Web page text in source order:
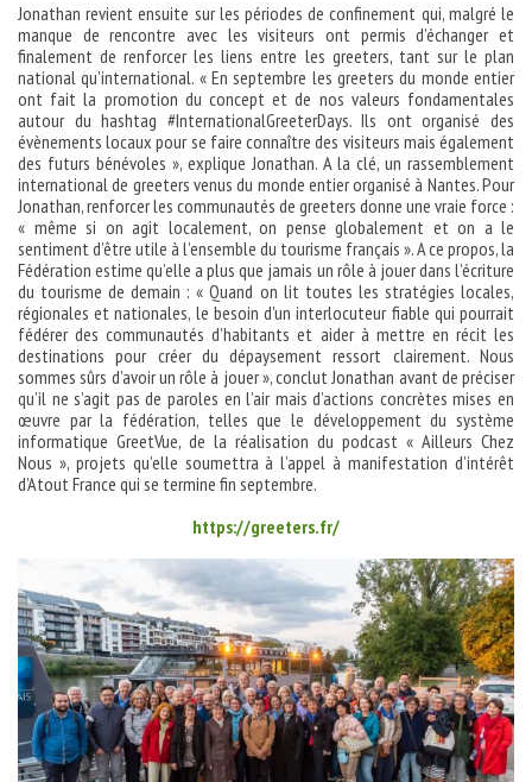
Jonathan revient ensuite sur les périodes de confinement qui, malgré le
manque de rencontre avec les visiteurs ont permis d’échanger et
finalement de renforcer les liens entre les greeters, tant sur le plan
national qu’international. « En septembre les greeters du monde entier
ont fait la promotion du concept et de nos valeurs fondamentales
autour du hashtag #InternationalGreeterDays. Ils ont organisé des
évènements locaux pour se faire connaître des visiteurs mais également
des futurs bénévoles », explique Jonathan. A la clé, un rassemblement
international de greeters venus du monde entier organisé à Nantes. Pour
Jonathan, renforcer les communautés de greeters donne une vraie force :
« même si on agit localement, on pense globalement et on a le
sentiment d’être utile à l’ensemble du tourisme français ». A ce propos, la
Fédération estime qu’elle a plus que jamais un rôle à jouer dans l’écriture
du tourisme de demain : « Quand on lit toutes les stratégies locales,
régionales et nationales, le besoin d’un interlocuteur fiable qui pourrait
fédérer des communautés d’habitants et aider à mettre en récit les
destinations pour créer du dépaysement ressort clairement. Nous
sommes sûrs d’avoir un rôle à jouer », conclut Jonathan avant de préciser
qu’il ne s’agit pas de paroles en l’air mais d’actions concrètes mises en
œuvre par la fédération, telles que le développement du système
informatique GreetVue, de la réalisation du podcast « Ailleurs Chez
Nous », projets qu’elle soumettra à l’appel à manifestation d’intérêt
d’Atout France qui se termine fin septembre.
https://greeters.fr/